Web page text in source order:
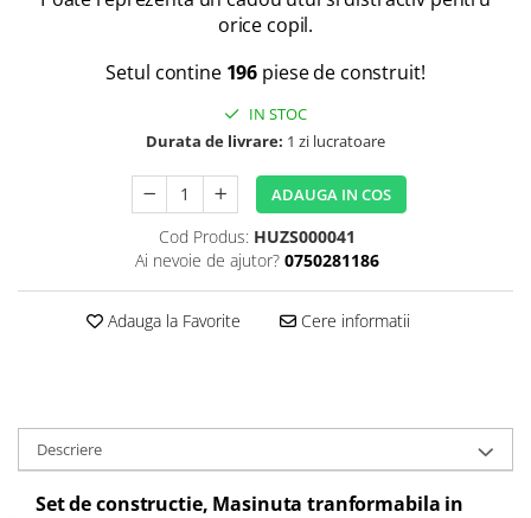
orice copil.
Setul contine 196 piese de construit!
IN STOC
Durata de livrare: 1 zi lucratoare
ADAUGA IN COS
Cod Produs: HUZS000041
Ai nevoie de ajutor? 0750281186
Adauga la Favorite Cere informatii
Descriere
Set de constructie, Masinuta tranformabila in